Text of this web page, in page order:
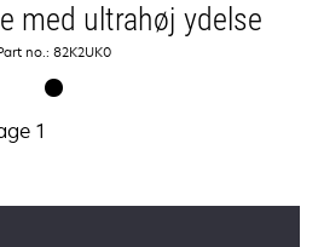
med ultrahøj ydelse
no.: 82K2UK0